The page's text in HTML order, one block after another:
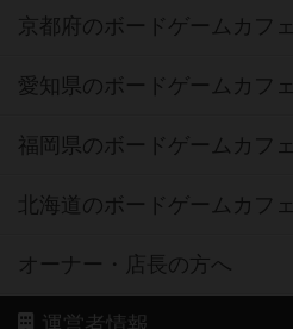
京都府のボードゲームカフェ
愛知県のボードゲームカフェ
福岡県のボードゲームカフェ
北海道のボードゲームカフェ
オーナー・店長の方へ
運営者情報